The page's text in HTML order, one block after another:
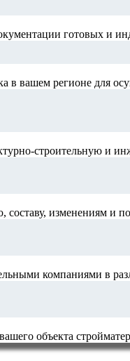
готовых и
в вашем регионе для
строительную и
изменениям и
компаниями в
объекта